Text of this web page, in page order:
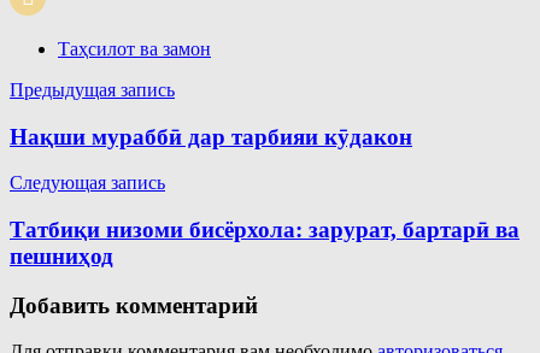
Таҳсилот ва замон
Навигация
по
записям
Предыдущая запись
Нақши мураббӣ дар тарбияи кӯдакон
Следующая запись
Татбиқи низоми бисёрхола: зарурат, бартарӣ ва
пешниҳод
Добавить комментарий